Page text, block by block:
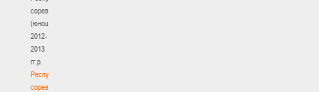
соревнования
(юноши)
2012-
2013
гг.р.
Республиканские
соревнования